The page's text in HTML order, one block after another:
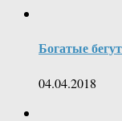
Богатые
04.04.2018